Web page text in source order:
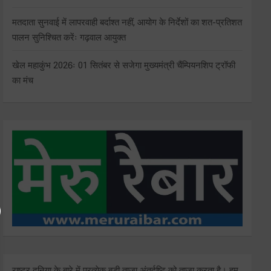
मतदाता सुनवाई में लापरवाही बर्दाश्त नहीं, आयोग के निर्देशों का शत-प्रतिशत
पालन सुनिश्चित करेंः गढ़वाल आयुक्त
खेल महाकुंभ 2026ः 01 सितंबर से सजेगा मुख्यमंत्री चैंम्पियनशिप ट्रॉफी
का मंच